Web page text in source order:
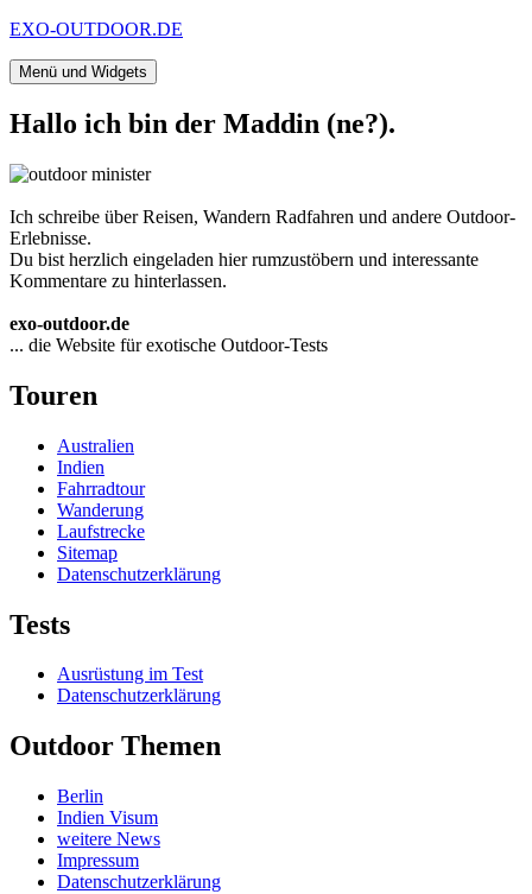
Zum
springen
EXO-OUTDOOR.DE
Menü und Widgets
Hallo ich bin der Maddin (ne?).
Ich schreibe über Reisen, Wandern Radfahren und andere Outdoor-
Erlebnisse.
Du bist herzlich eingeladen hier rumzustöbern und interessante
Kommentare zu hinterlassen.
exo-outdoor.de
... die Website für exotische Outdoor-Tests
Touren
Australien
Indien
Fahrradtour
Wanderung
Laufstrecke
Sitemap
Datenschutzerklärung
Tests
Ausrüstung im Test
Datenschutzerklärung
Outdoor Themen
Berlin
Indien Visum
weitere News
Impressum
Datenschutzerklärung